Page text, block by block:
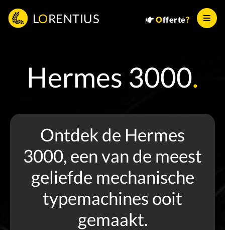
L ORENTIUS Offerte?
Hermes 3000.
Ontdek de Hermes
3000, een van de meest
geliefde mechanische
typemachines ooit
gemaakt.